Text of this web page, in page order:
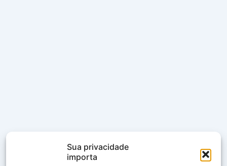
Sua privacidade
importa